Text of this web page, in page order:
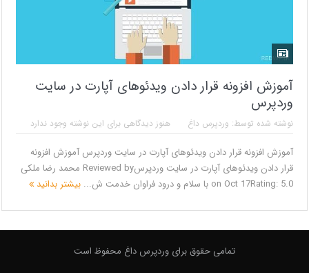
آموزش افزونه قرار دادن ویدئوهای آپارت در سایت
وردپرس
نوشته شده توسط: وردپرس داغ هنوز دیدگاهی برای این نوشته وجود ندارد
آموزش افزونه قرار دادن ویدئوهای آپارت در سایت وردپرس آموزش افزونه
قرار دادن ویدئوهای آپارت در سایت وردپرسReviewed by محمد رضا ملکی
on Oct 17Rating: 5.0 با سلام و درود فراوان خدمت ش...
بیشتر بدانید
تمامی حقوق برای وردپرس داغ محفوظ است